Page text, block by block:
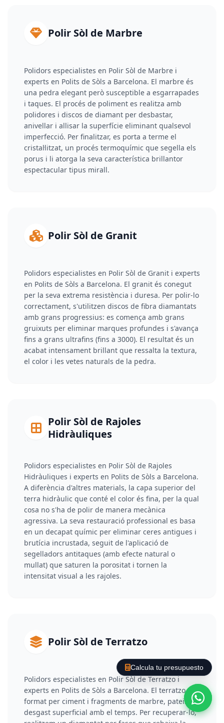
Polir Sòl de Marbre
Polidors especialistes en Polir Sòl de Marbre i
experts en Polits de Sòls a Barcelona. El marbre és
una pedra elegant però susceptible a esgarrapades
i taques. El procés de poliment es realitza amb
polidores i discos de diamant per desbastar,
anivellar i allisar la superfície eliminant qualsevol
imperfecció. Per finalitzar, es porta a terme el
cristal·litzat, un procés termoquímic que segella els
porus i li atorga la seva característica brillantor
espectacular tipus mirall.
Polir Sòl de Granit
Polidors especialistes en Polir Sòl de Granit i experts
en Polits de Sòls a Barcelona. El granit és conegut
per la seva extrema resistència i duresa. Per polir-lo
correctament, s'utilitzen discos de fibra diamantats
amb grans progressius: es comença amb grans
gruixuts per eliminar marques profundes i s'avança
fins a grans ultrafins (fins a 3000). El resultat és un
acabat intensament brillant que ressalta la textura,
el color i les vetes naturals de la pedra.
Polir Sòl de Rajoles
Hidràuliques
Polidors especialistes en Polir Sòl de Rajoles
Hidràuliques i experts en Polits de Sòls a Barcelona.
A diferència d'altres materials, la capa superior del
terra hidràulic que conté el color és fina, per la qual
cosa no s'ha de polir de manera mecànica
agressiva. La seva restauració professional es basa
en un decapat químic per eliminar ceres antigues i
brutícia incrustada, seguit de l'aplicació de
segelladors antitaques (amb efecte natural o
mullat) que saturen la porositat i tornen la
intensitat visual a les rajoles.
Polir Sòl de Terratzo
Polidors especialistes en Polir Sòl de Terratzo i
experts en Polits de Sòls a Barcelona. El terratzo,
format per ciment i fragments de marbre, pateix
desgast superficial amb el temps. Per recuperar-lo,
Calcula tu presupuesto